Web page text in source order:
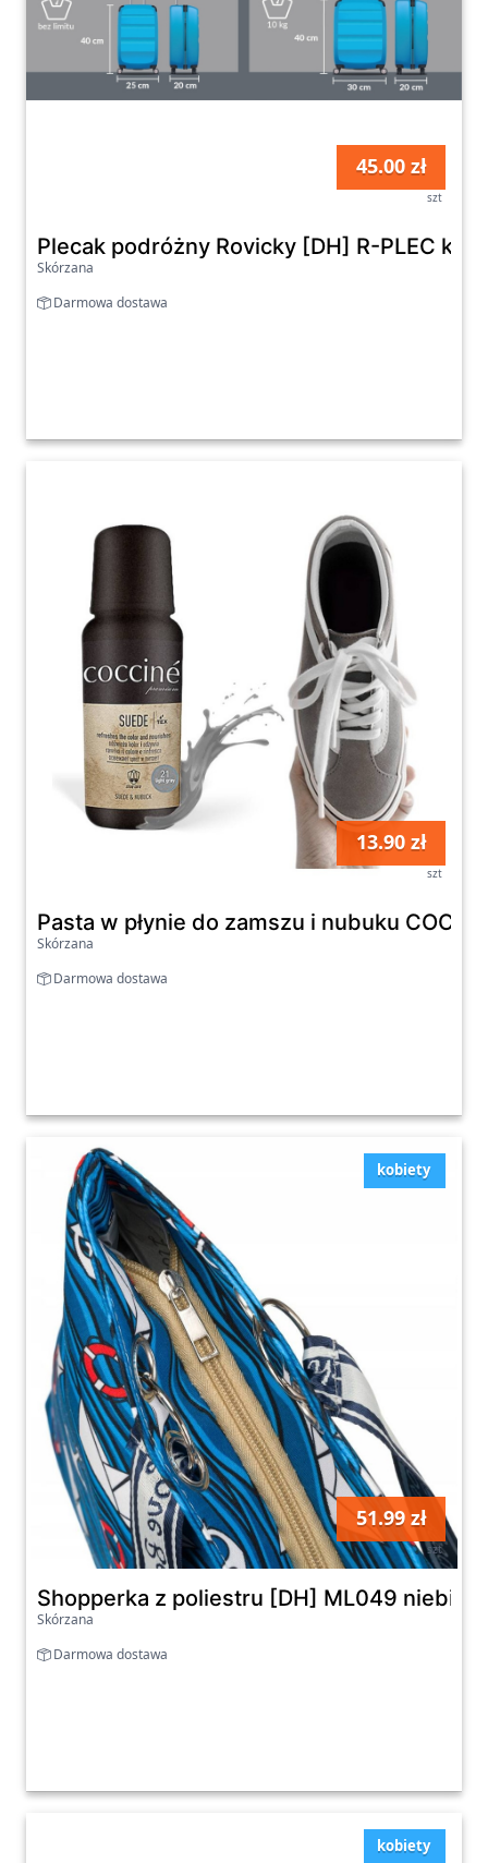
45.00 zł
szt
Plecak podróżny Rovicky [DH] R-PLEC
Skórzana
Darmowa dostawa
13.90 zł
szt
Pasta w płynie do zamszu i nubuku
Skórzana
Darmowa dostawa
kobiety
51.99 zł
szt
Shopperka z poliestru [DH] ML049
Skórzana
Darmowa dostawa
kobiety